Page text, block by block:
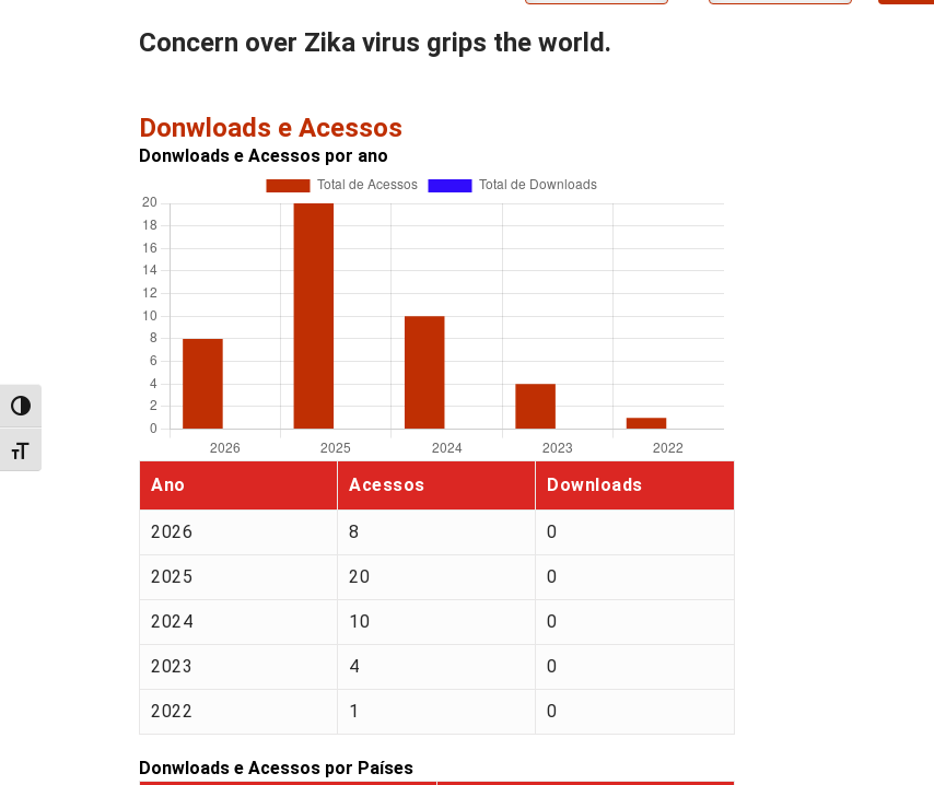
Alternar alto contraste
Alternar tamanho da fonte
Concern over Zika virus grips the world.
Donwloads e Acessos
Donwloads e Acessos por ano
Ano Acessos Downloads
2026 8 0
2025 20 0
2024 10 0
2023 4 0
2022 1 0
Donwloads e Acessos por Países